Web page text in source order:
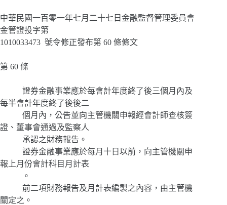
中華民國一百零一年七月二十七日金融監督管理委員會
金管證投字第
1010033473 號令修正發布第 60 條條文
第 60 條
證券金融事業應於每會計年度終了後三個月內及
每半會計年度終了後後二
個月內，公告並向主管機關申報經會計師查核簽
證、董事會通過及監察人
承認之財務報告。
證券金融事業應於每月十日以前，向主管機關申
報上月份會計科目月計表
。
前二項財務報告及月計表編製之內容，由主管機
關定之。